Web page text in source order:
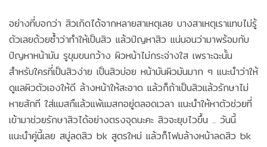
อย่างที่บอกว่า สิวเกิดได้จากหลายสาเหตุเลย บางสาเหตุเราแทบไม่รู้
ตัวเลยด้วยซ้ำว่าทำให้เป็นสิว แล้วปัญหาสิว แน่นอนว่ามาพร้อมกับ
ปัญหาหน้ามัน รูขุมขนกว้าง ผิวหน้าไม่กระจ่างใส เพราะฉะนั้น
สำหรับใครที่เป็นสิวง่าย เป็นสิวบ่อย หน้ามันผิวมันมาก ๆ แนะนำว่าให้
ดูแลผิวตัวเองให้ดี ล้างหน้าให้สะอาด แล้วก็ถ้าเป็นสิวแล้วรักษาไม่
หายสักที ใส่แมสกืแล้วแพ้แมสกอยู่ตลอดเวลา แนะนำให้หาตัวช่วยที่
เข้ามาช่วยรักษาสิวได้อย่างตรงจุดนะคะ สิวจะยุบไวขึ้น .. วันนี้
แนะนำคู่นี้เลย สบู่ลดสิว bk สูตรใหม่ แล้วก็โฟมล้างหน้าลดสิว bk